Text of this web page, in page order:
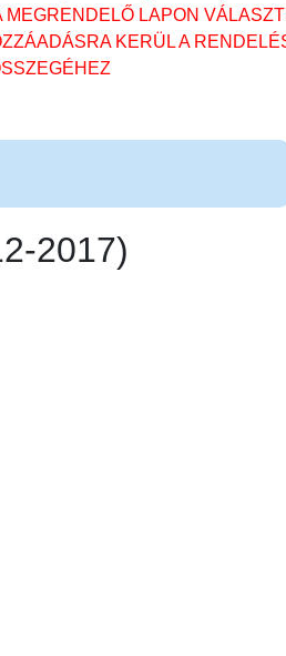
LAPON
KERÜL A
2017)